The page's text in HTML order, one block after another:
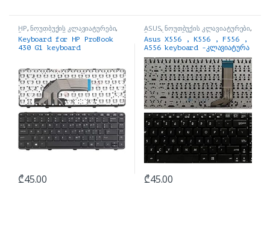
HP,ნოუთბუქის კლავიატურები,
ნოუთბუქის ნაწილები და
აქსესუარები
Keyboard for HP ProBook
430 G1 keyboard
₾45.00
ASUS,ნოუთბუქის კლავიატურები,
ნოუთბუქის ნაწილები და
აქსესუარები
Asus X556 , K556 , F556 ,
A556 keyboard -კლავიატურა
₾45.00